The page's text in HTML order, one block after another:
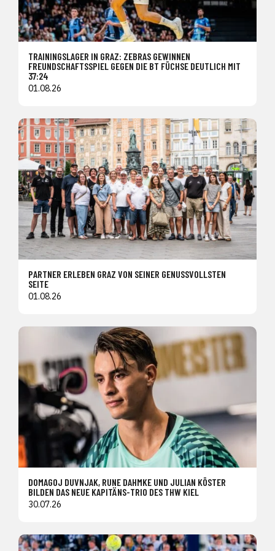
TRAININGSLAGER IN GRAZ: ZEBRAS GEWINNEN
FREUNDSCHAFTSSPIEL GEGEN DIE BT FÜCHSE DEUTLICH MIT
37:24
01.08.26
PARTNER ERLEBEN GRAZ VON SEINER GENUSSVOLLSTEN
SEITE
01.08.26
DOMAGOJ DUVNJAK, RUNE DAHMKE UND JULIAN KÖSTER
BILDEN DAS NEUE KAPITÄNS-TRIO DES THW KIEL
30.07.26